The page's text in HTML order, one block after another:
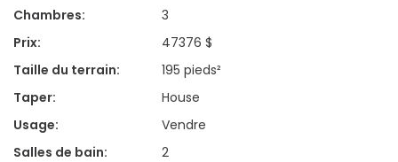
Chambres:
3
Prix:
47376 $
Taille du terrain:
195 pieds²
Taper:
House
Usage:
Vendre
Salles de bain: 2